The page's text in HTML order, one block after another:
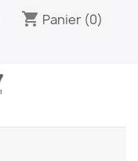
shopping_cart Panier (0)